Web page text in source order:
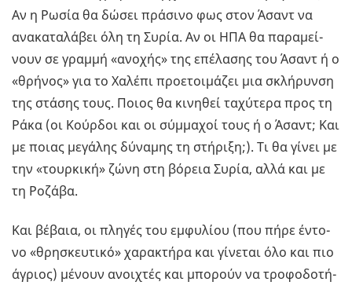
Αν η Ρωσία θα δώσει πρά­σι­νο φως στον Άσαντ να
ανα­κα­τα­λά­βει όλη τη Συρία. Αν οι ΗΠΑ θα πα­ρα­μεί­
νουν σε γραμ­μή «ανο­χής» της επέ­λα­σης του Άσαντ ή ο
«θρή­νος» για το Χα­λέ­πι προ­ε­τοι­μά­ζει μια σκλή­ρυν­ση
της στά­σης τους. Ποιος θα κι­νη­θεί τα­χύ­τε­ρα προς τη
Ράκα (οι Κούρ­δοι και οι σύμ­μα­χοί τους ή ο Άσαντ; Και
με ποιας με­γά­λης δύ­να­μης τη στή­ρι­ξη;). Τι θα γίνει με
την «τουρ­κι­κή» ζώνη στη βό­ρεια Συρία, αλλά και με
τη Ρο­ζά­βα.
Και βέ­βαια, οι πλη­γές του εμ­φυ­λί­ου (που πήρε έντο­
νο «θρη­σκευ­τι­κό» χα­ρα­κτή­ρα και γί­νε­ται όλο και πιο
άγριος) μέ­νουν ανοι­χτές και μπο­ρούν να τρο­φο­δο­τή­